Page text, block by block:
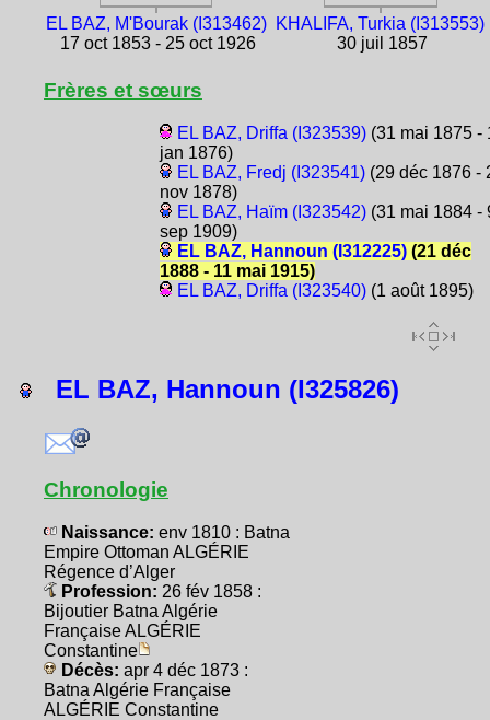
EL BAZ, M'Bourak (I313462)
17 oct 1853 - 25 oct 1926
KHALIFA, Turkia (I313553)
30 juil 1857
Frères et sœurs
EL BAZ, Driffa (I323539)(31 mai 1875 -
jan 1876)
EL BAZ, Fredj (I323541)(29 déc 1876 -
nov 1878)
EL BAZ, Haïm (I323542)(31 mai 1884 -
sep 1909)
EL BAZ, Hannoun (I312225)(21 déc
1888 - 11 mai 1915)
EL BAZ, Driffa (I323540)(1 août 1895)
EL BAZ, Hannoun (I325826)
Chronologie
Naissance: env 1810 : Batna
Empire Ottoman ALGÉRIE
Régence d’Alger
Profession: 26 fév 1858 :
Bijoutier Batna Algérie
Française ALGÉRIE
Constantine
Décès: apr 4 déc 1873 :
Batna Algérie Française
ALGÉRIE Constantine